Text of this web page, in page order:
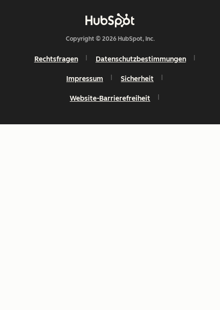
Copyright © 2026 HubSpot, Inc.
Rechtsfragen Datenschutzbestimmungen
Impressum Sicherheit
Website-Barrierefreiheit